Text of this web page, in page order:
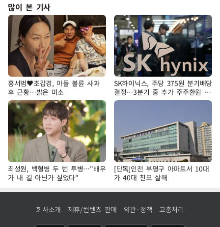
많이 본 기사
홍서범♥조갑경, 아들 불륜 사과
후 근황…밝은 미소
SK하이닉스, 주당 375원 분기배당
결정…3분기 중 추가 주주환원 발
표
최성원, 백혈병 두 번 투병…"배우
가 내 길 아닌가 싶었다"
[단독]인천 부평구 아파트서 10대
가 40대 친모 살해
회사소개 제휴/컨텐츠 판매 약관·정책 고충처리